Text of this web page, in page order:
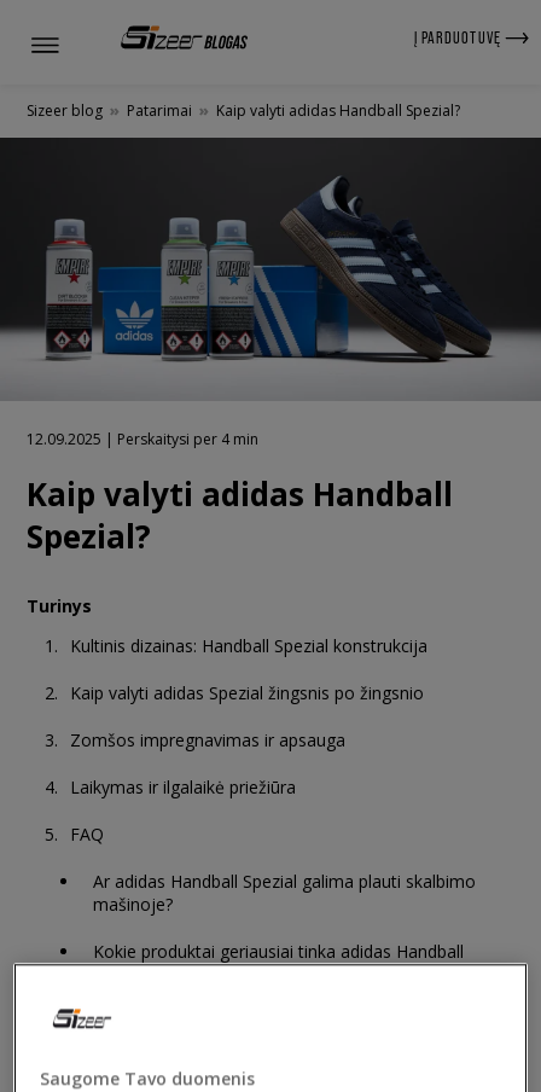
Į PARDUOTUVĘ
Sizeer blog » Patarimai » Kaip valyti adidas Handball Spezial?
12.09.2025 | Perskaitysi per 4 min
Kaip valyti adidas Handball
Spezial?
Turinys
Kultinis dizainas: Handball Spezial konstrukcija
Kaip valyti adidas Spezial žingsnis po žingsnio
Zomšos impregnavimas ir apsauga
Laikymas ir ilgalaikė priežiūra
FAQ
Ar adidas Handball Spezial galima plauti skalbimo
mašinoje?
Kokie produktai geriausiai tinka adidas Handball
Spezial valymui?
Kaip prižiūrėti adidas Handball Spezial, kad jie ilgai
Saugome Tavo duomenis